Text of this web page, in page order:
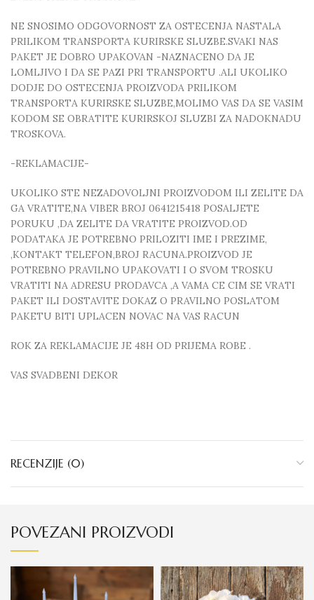
NE SNOSIMO ODGOVORNOST ZA OSTECENJA NASTALA
PRILIKOM TRANSPORTA KURIRSKE SLUZBE.SVAKI NAS
PAKET JE DOBRO UPAKOVAN -NAZNACENO DA JE
LOMLJIVO I DA SE PAZI PRI TRANSPORTU .ALI UKOLIKO
DODJE DO OSTECENJA PROIZVODA PRILIKOM
TRANSPORTA KURIRSKE SLUZBE,MOLIMO VAS DA SE VASIM
KODOM SE OBRATITE KURIRSKOJ SLUZBI ZA NADOKNADU
TROSKOVA.
-REKLAMACIJE-
UKOLIKO STE NEZADOVOLJNI PROIZVODOM ILI ZELITE DA
GA VRATITE,NA VIBER BROJ 0641215418 POSALJETE
PORUKU ,DA ZELITE DA VRATITE PROIZVOD.OD
PODATAKA JE POTREBNO PRILOZITI IME I PREZIME,
,KONTAKT TELEFON,BROJ RACUNA.PROIZVOD JE
POTREBNO PRAVILNO UPAKOVATI I O SVOM TROSKU
VRATITI NA ADRESU PRODAVCA ,A VAMA CE CIM SE VRATI
PAKET ILI DOSTAVITE DOKAZ O PRAVILNO POSLATOM
PAKETU BITI UPLACEN NOVAC NA VAS RACUN
ROK ZA REKLAMACIJE JE 48H OD PRIJEMA ROBE .
VAS SVADBENI DEKOR
RECENZIJE (0)
POVEZANI PROIZVODI